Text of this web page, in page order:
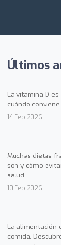
Últimos
La vitamina D
cuándo
14 Feb 2026
Muchas dietas
son y cómo
salud.
10 Feb 2026
La alimentación
comida.